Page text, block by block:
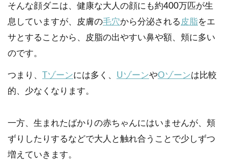
そんな顔ダニは、健康な大人の顔にも約400万匹が生
息していますが、皮膚の毛穴から分泌される 皮脂をエ
サとすることから、皮脂の出やすい鼻や額、頬に多い
のです。
つまり、 Tゾーンには多く、 UゾーンやOゾーンは比較
的、少なくなります。
一方、生まれたばかりの赤ちゃんにはいませんが、頬
ずりしたりするなどで大人と触れ合うことで少しずつ
増えていきます。